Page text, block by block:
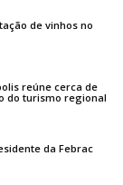
de vinhos no
reúne cerca de
do turismo regional
da Febrac